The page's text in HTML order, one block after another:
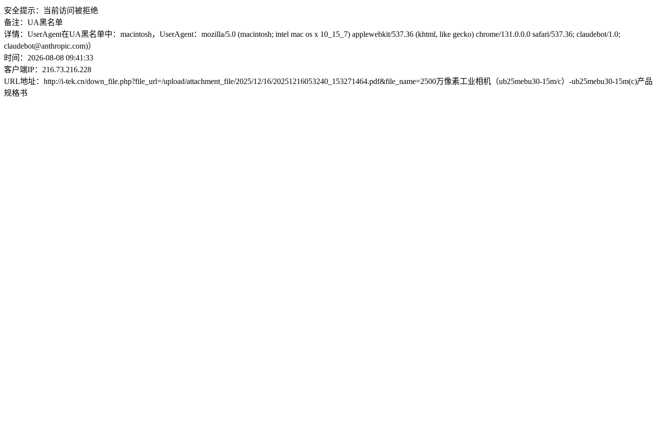
安全提示：当前访问被拒绝
备注：UA黑名单
详情：UserAgent在UA黑名单中：macintosh，UserAgent：mozilla/5.0 (macintosh; intel mac os x 10_15_7) applewebkit/537.36 (khtml, like gecko) chrome/131.0.0.0 safari/537.36; claudebot/1.0;
claudebot@anthropic.com)）
时间：2026-08-08 09:41:33
客户端IP：216.73.216.228
URL地址：http://i-tek.cn/down_file.php?file_url=/upload/attachment_file/2025/12/16/20251216053240_153271464.pdf&file_name=2500万像素工业相机（ub25mebu30-15m/c）-ub25mebu30-15m(c)产品
规格书